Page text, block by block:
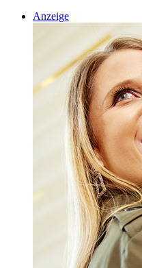
Anzeige